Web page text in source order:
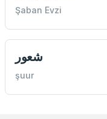
Şaban Evzi
شعور
şuur